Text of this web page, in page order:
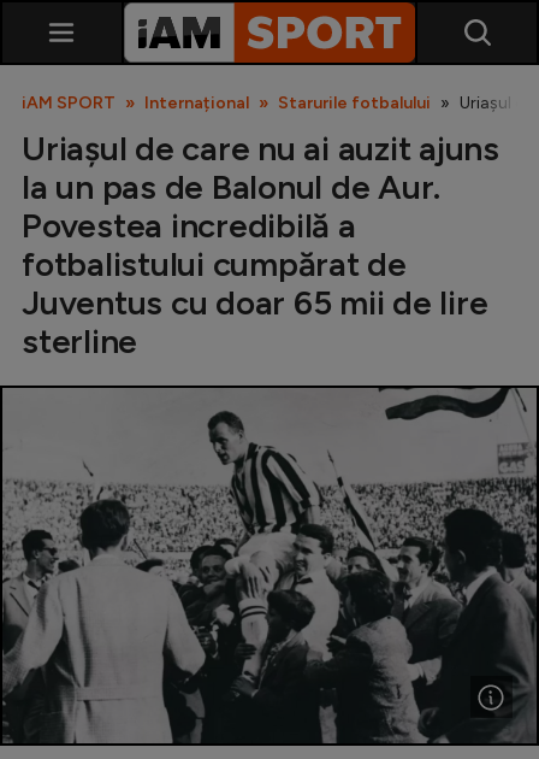
SuperLiga
Echipa Națională
U21
Fotbal feminin
Special
Diverse
Inedit
Clasamente
iAM SPORT Internațional Starurile fotbalului Uriașul
Uriașul de care nu ai auzit ajuns
la un pas de Balonul de Aur.
Povestea incredibilă a
fotbalistului cumpărat de
Juventus cu doar 65 mii de lire
sterline